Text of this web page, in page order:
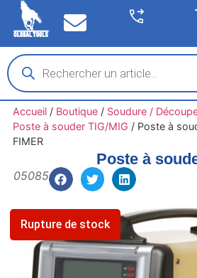
Accueil/ Boutique/ Soudure /
Poste à souder TIG/MIG / Poste à
FIMER
Rupture de stock
Poste à
05085